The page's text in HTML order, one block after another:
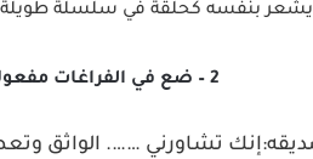
يشعر بنفسه كحلقة في سلسلة طويلة
2 – ضع في الفراغات مفعولا مطلقا وشكّل آخره:
تشاورني ……. الواثق